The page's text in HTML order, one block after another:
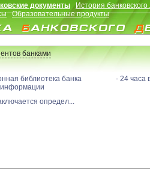
документы История банковского
Образовательные продукты
банками
библиотека банка - 24 часа в
определ...